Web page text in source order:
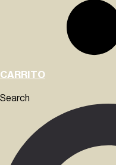
CARRITO
Search